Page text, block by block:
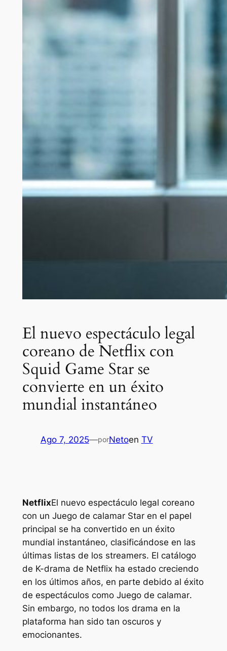
El nuevo espectáculo legal
coreano de Netflix con
Squid Game Star se
convierte en un éxito
mundial instantáneo
Ago 7, 2025—porNetoen TV
NetflixEl nuevo espectáculo legal coreano
con un Juego de calamarStar en el papel
principal se ha convertido en un éxito
mundial instantáneo, clasificándose en las
últimas listas de los streamers. El catálogo
de K-drama de Netflix ha estado creciendo
en los últimos años, en parte debido al éxito
de espectáculos como Juego de calamar.
Sin embargo, no todos los drama en la
plataforma han sido tan oscuros y
emocionantes.